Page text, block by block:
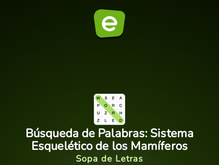
Búsqueda de Palabras: Sistema
Esquelético de los Mamíferos
Sopa de Letras